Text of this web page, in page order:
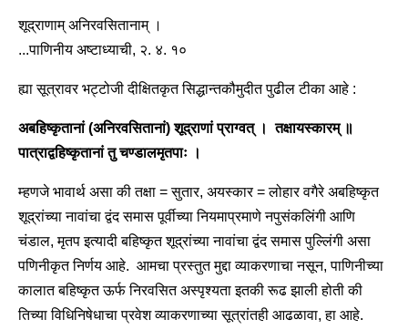
शूद्राणाम् अनिरवसितानाम् ।
...पाणिनीय अष्टाध्याची, २. ४. १०
ह्या सूत्रावर भट्टोजी दीक्षितकृत सिद्धान्तकौमुदीत पुढील टीका आहे :
अबहिष्कृतानां (अनिरवसितानां) शूद्राणां प्राग्वत् । तक्षायस्कारम् ॥
पात्राद्वहिष्कृतानां तु चण्डालमृतपाः ।
म्हणजे भावार्थ असा की तक्षा = सुतार, अयस्कार = लोहार वगैरे अबहिष्कृत
शूद्रांच्या नावांचा द्वंद समास पूर्वीच्या नियमाप्रमाणे नपुसंकलिंगी आणि
चंडाल, मृतप इत्यादी बहिष्कृत शूद्रांच्या नावांचा द्वंद समास पुल्लिंगी असा
पणिनीकृत निर्णय आहे. आमचा प्रस्तुत मुद्दा व्याकरणाचा नसून, पाणिनीच्या
कालात बहिष्कृत ऊर्फ निरवसित अस्पृश्यता इतकी रूढ झाली होती की
तिच्या विधिनिषेधाचा प्रवेश व्याकरणाच्या सूत्रांतही आढळावा, हा आहे.